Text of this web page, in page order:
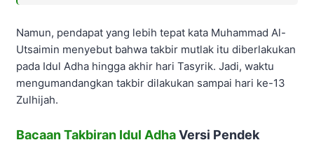
Namun, pendapat yang lebih tepat kata Muhammad Al-
Utsaimin menyebut bahwa takbir mutlak itu diberlakukan
pada Idul Adha hingga akhir hari Tasyrik. Jadi, waktu
mengumandangkan takbir dilakukan sampai hari ke-13
Zulhijah.
Bacaan Takbiran Idul AdhaVersi Pendek